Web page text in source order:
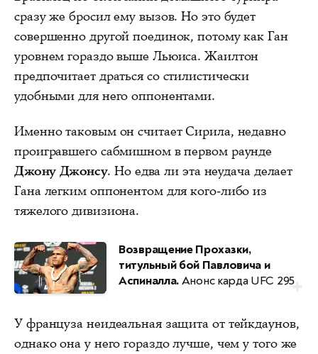
сразу же бросил ему вызов. Но это будет
совершенно другой поединок, потому как Ган
уровнем гораздо выше Льюиса. Жаилтон
предпочитает драться со стилистически
удобными для него оппонентами.
Именно таковым он считает Сирила, недавно
проигравшего сабмишном в первом раунде
Джону Джонсу. Но едва ли эта неудача делает
Гана легким оппонентом для кого-либо из
тяжелого дивизиона.
Возвращение Прохазки,
титульный бой Павловича и
Аспиналла.Анонс карда UFC 295
У француза неидеальная защита от тейкдаунов,
однако она у него гораздо лучше, чем у того же